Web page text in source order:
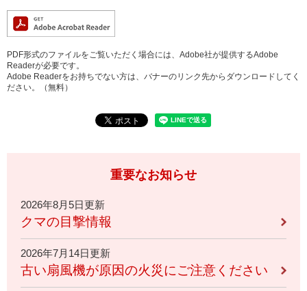
PDF形式のファイルをご覧いただく場合には、Adobe社が提供するAdobe
Readerが必要です。
Adobe Readerをお持ちでない方は、バナーのリンク先からダウンロードしてく
ださい。（無料）
重要なお知らせ
2026年8月5日更新
クマの目撃情報
2026年7月14日更新
古い扇風機が原因の火災にご注意ください